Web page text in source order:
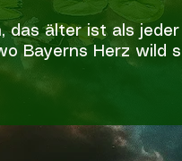
das älter ist als jeder
Bayerns Herz wild